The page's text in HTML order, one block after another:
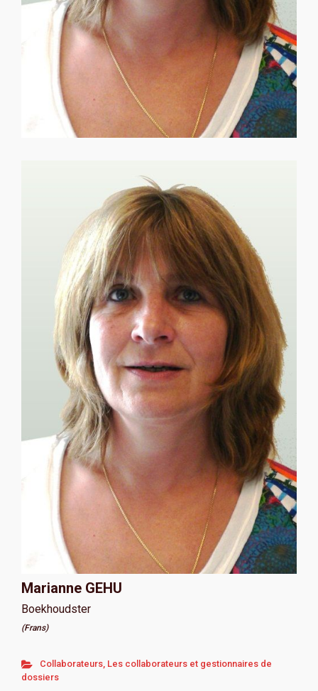
Marianne GEHU
Boekhoudster
(Frans)
Collaborateurs, Les collaborateurs et gestionnaires de
dossiers